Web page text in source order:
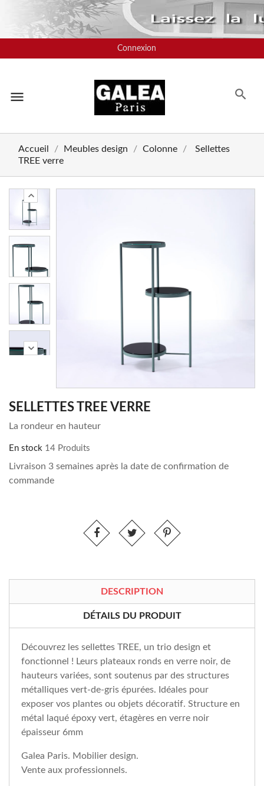
Connexion
menu
Accueil Meubles design Colonne
Sellettes
TREE verre
chevron_left
chevron_right
SELLETTES TREE VERRE
La rondeur en hauteur
En stock 14 Produits
Livraison 3 semaines après la date de confirmation de
commande
DESCRIPTION
DÉTAILS DU PRODUIT
Découvrez les sellettes TREE, un trio design et
fonctionnel ! Leurs plateaux ronds en verre noir, de
hauteurs variées, sont soutenus par des structures
métalliques vert-de-gris épurées. Idéales pour
exposer vos plantes ou objets décoratif. Structure en
métal laqué époxy vert, étagères en verre noir
épaisseur 6mm
Galea Paris. Mobilier design.
Vente aux professionnels.